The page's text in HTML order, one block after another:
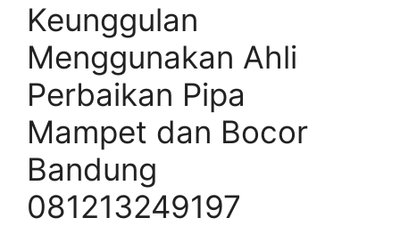
Keunggulan
Menggunakan Ahli
Perbaikan Pipa
Mampet dan Bocor
Bandung
081213249197